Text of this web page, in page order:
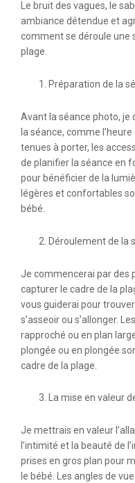
Le bruit des vagues, le
ambiance détendue et
comment se déroule une
plage.
Préparation de la
Avant la séance photo, je
la séance, comme
tenues à porter, les
de planifier la séance en
pour bénéficier de la
légères et confortables
bébé.
Déroulement de la
Je commencerai par des
capturer le cadre de la
vous guiderai pour
s’asseoir ou s’allonger.
rapproché ou en plan
plongée ou en plongée
cadre de la plage.
La mise en valeur
Je mettrais en valeur
l’intimité et la beauté de
prises en gros plan pour
le bébé. Les angles de